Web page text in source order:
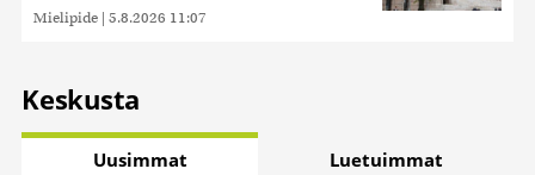
Mielipide | 5.8.2026 11:07
Keskusta
Uusimmat Luetuimmat